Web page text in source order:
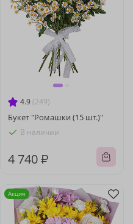
4.9 (249)
Букет "Ромашки (15 шт.)"
В наличии
4 740 ₽
Акция